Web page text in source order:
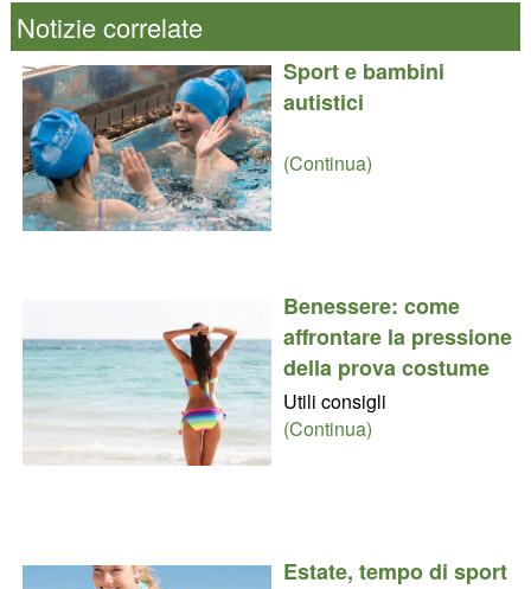
Notizie correlate
Sport e bambini
autistici
(Continua)
Benessere: come
affrontare la pressione
della prova costume
Utili consigli
(Continua)
Estate, tempo di sport